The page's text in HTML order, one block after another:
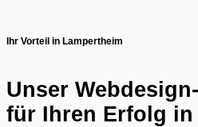
Ihr Vorteil in Lampertheim
Unser
für Ihren Erfolg in